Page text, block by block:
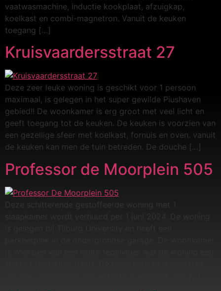
vaatwasmachine, inductie kookplaat, afzuigkap,
koelkast en combi-magnetron. Vanuit de keuken
toegang […]
Kruisvaardersstraat 27
Deze zeer leuke woning is geschikt voor 1 persoon
maximaal, is gelegen in het super gewilde Piushaven
gebied!! De woonkamer is erg groot met veel licht en
geeft toegang tot de keuken. De keuken is voorzien van
een gezellige sfeer met koelkast, fornuis en oven. vanuit
de keuken kan men de tuin betreden. De douche […]
Professor de Moorplein 505
Deze schitterende gestoffeerde woning met 1